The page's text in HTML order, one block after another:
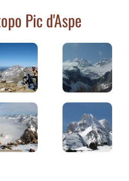
Pic d'Aspe